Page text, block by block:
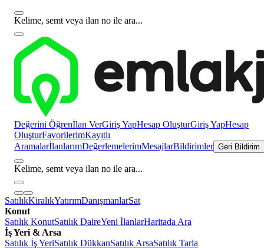
Kelime, semt veya ilan no ile ara...
Değerini Öğrenİlan VerGiriş YapHesap OluşturGiriş YapHesap
OluşturFavorilerimKayıtlı
AramalarİlanlarımDeğerlemelerimMesajlarBildirimler Geri Bildirim
Kelime, semt veya ilan no ile ara...
SatılıkKiralıkYatırımDanışmanlarSat
Konut
Satılık KonutSatılık DaireYeni İlanlarHaritada Ara
İş Yeri & Arsa
Satılık İş YeriSatılık DükkanSatılık ArsaSatılık Tarla